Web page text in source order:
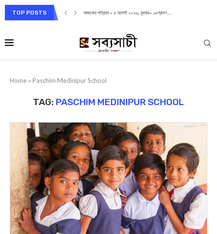
TOP POSTS আজকের পত্রিকা – ৫ আগস্ট ২০২৬, বুধবার– ১৯শ্রাবণ...
Home » Paschim Medinipur School
TAG: PASCHIM MEDINIPUR SCHOOL